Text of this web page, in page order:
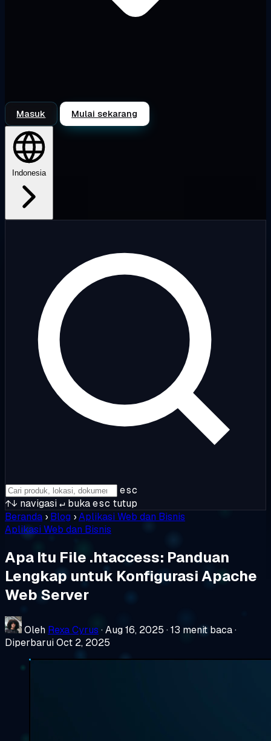
Masuk Mulai sekarang
Indonesia
esc
↑↓ navigasi↵ bukaesc tutup
Beranda › Blog ›Aplikasi Web dan Bisnis
Aplikasi Web dan Bisnis
Apa Itu File .htaccess: Panduan
Lengkap untuk Konfigurasi Apache
Web Server
Oleh Rexa Cyrus ·Aug 16, 2025 ·13 menit baca·
Diperbarui Oct 2, 2025